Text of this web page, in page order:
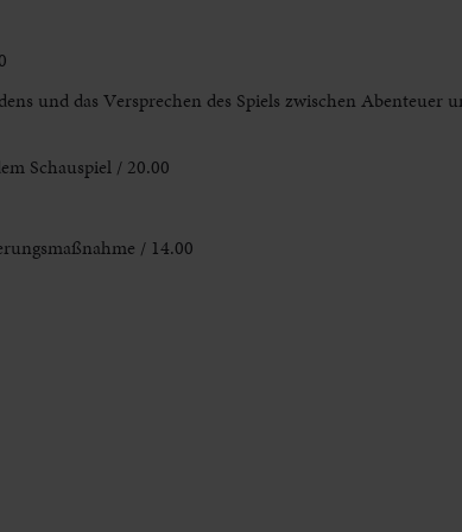
und das Versprechen des Spiels zwischen Abenteuer
Schauspiel / 20.00
/ 14.00